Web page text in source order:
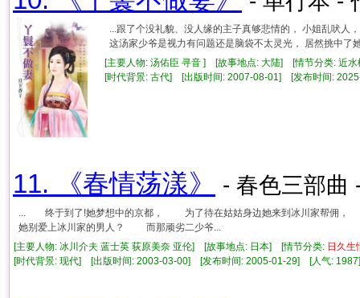
...跟了个没礼貌、没人缘的主子真够悲情的， 小姐乱吠
这汤家少爷是视力有问题还是脑袋不太灵光， 居然挑中了
[主要人物: 汤佑臣 寻音 ] [故事地点: 大陆] [情节分类: 近水
[时代背景: 古代] [出版时间: 2007-08-01] [发布时间:
11. 《春情荡漾》 - 春色三部曲
... 终于到了!她梦想中的京都， 为了待在姑姑身边她来到冰川家帮佣
她别爱上冰川家的男人？ 而那顽劣二少爷...
[主要人物: 冰川介夫 蓝士英 荻原美奈 亚伦] [故事地点: 日本] [情节分类: 日久 生
[时代背景: 现代] [出版时间: 2003-03-00] [发布时间: 2005-01-29] [人气: